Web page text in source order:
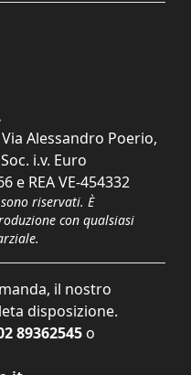
Alessandro Poerio,
i.v. Euro
e REA VE-454332
riservati. È
con qualsiasi
il nostro
disposizione.
89362545 o